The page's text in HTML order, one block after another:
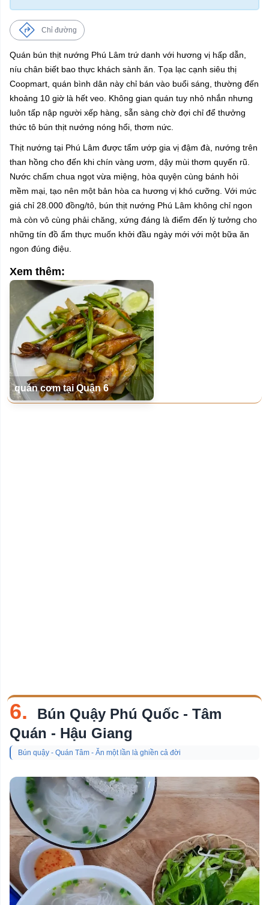
Chỉ đường
Quán bún thịt nướng Phú Lâm trứ danh với hương vị hấp dẫn,
níu chân biết bao thực khách sành ăn. Tọa lạc cạnh siêu thị
Coopmart, quán bình dân này chỉ bán vào buổi sáng, thường đến
khoảng 10 giờ là hết veo. Không gian quán tuy nhỏ nhắn nhưng
luôn tấp nập người xếp hàng, sẵn sàng chờ đợi chỉ để thưởng
thức tô bún thịt nướng nóng hổi, thơm nức.
Thịt nướng tại Phú Lâm được tẩm ướp gia vị đậm đà, nướng trên
than hồng cho đến khi chín vàng ươm, dậy mùi thơm quyến rũ.
Nước chấm chua ngọt vừa miệng, hòa quyện cùng bánh hỏi
mềm mại, tạo nên một bản hòa ca hương vị khó cưỡng. Với mức
giá chỉ 28.000 đồng/tô, bún thịt nướng Phú Lâm không chỉ ngon
mà còn vô cùng phải chăng, xứng đáng là điểm đến lý tưởng cho
những tín đồ ẩm thực muốn khởi đầu ngày mới với một bữa ăn
ngon đúng điệu.
Xem thêm:
quán cơm tại Quận 6
6.
Bún Quậy Phú Quốc - Tâm
Quán - Hậu Giang
Bún quậy - Quán Tâm - Ăn một lần là ghiền cả đời